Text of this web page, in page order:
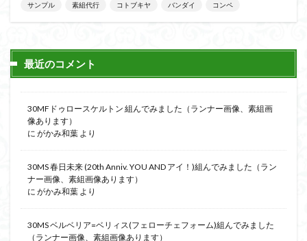
サンプル 素組代行 コトブキヤ バンダイ コンペ
最近のコメント
30MFドゥロースケルトン 組んでみました（ランナー画像、素組画
像あります）
に がかみ和葉 より
30MS 春日未来 (20th Anniv. YOU AND アイ！)組んでみました（ラン
ナー画像、素組画像あります）
に がかみ和葉 より
30MS ベルベリア=ベリィス(フェローチェフォーム)組んでみました
（ランナー画像、素組画像あります）